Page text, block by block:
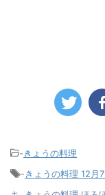
-きょうの料理
-きょうの料理 12月7